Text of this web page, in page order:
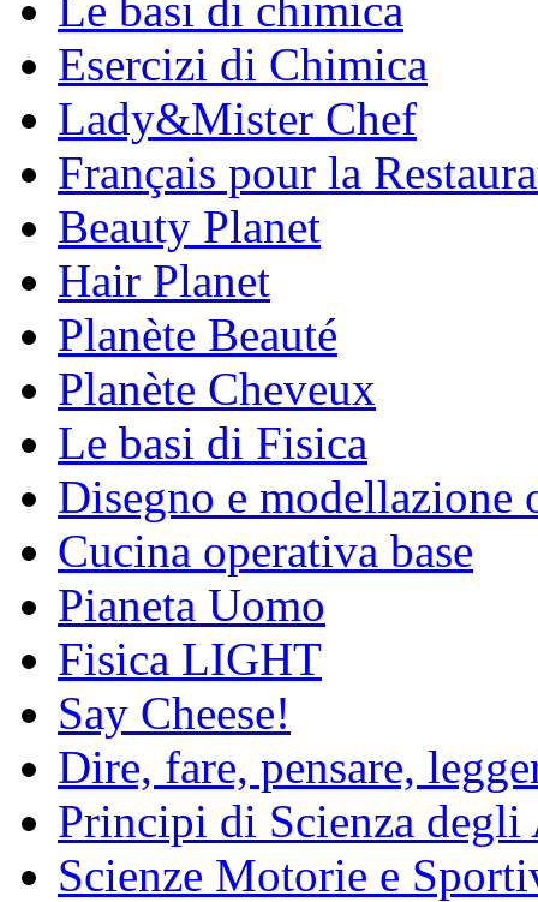
Esercizi di Chimica
Lady&Mister Chef
Français pour la
Beauty Planet
Hair Planet
Planète Beauté
Planète Cheveux
Le basi di Fisica
Disegno e modellazione
Cucina operativa base
Pianeta Uomo
Fisica LIGHT
Say Cheese!
Dire, fare, pensare,
Principi di Scienza
Scienze Motorie e